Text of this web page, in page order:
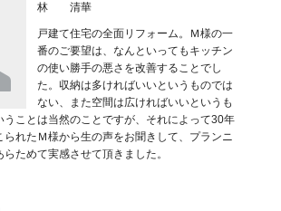
林 清華
戸建て住宅の全面リフォーム。Ｍ様の一
番のご要望は、なんといってもキッチン
の使い勝手の悪さを改善することでし
た。収納は多ければいいというものでは
ない、また空間は広ければいいというも
うことは当然のことですが、それによって30年
られたＭ様から生の声をお聞きして、プランニ
ためて実感させて頂きました。